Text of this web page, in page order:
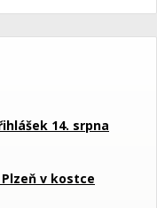
14. srpna
v kostce